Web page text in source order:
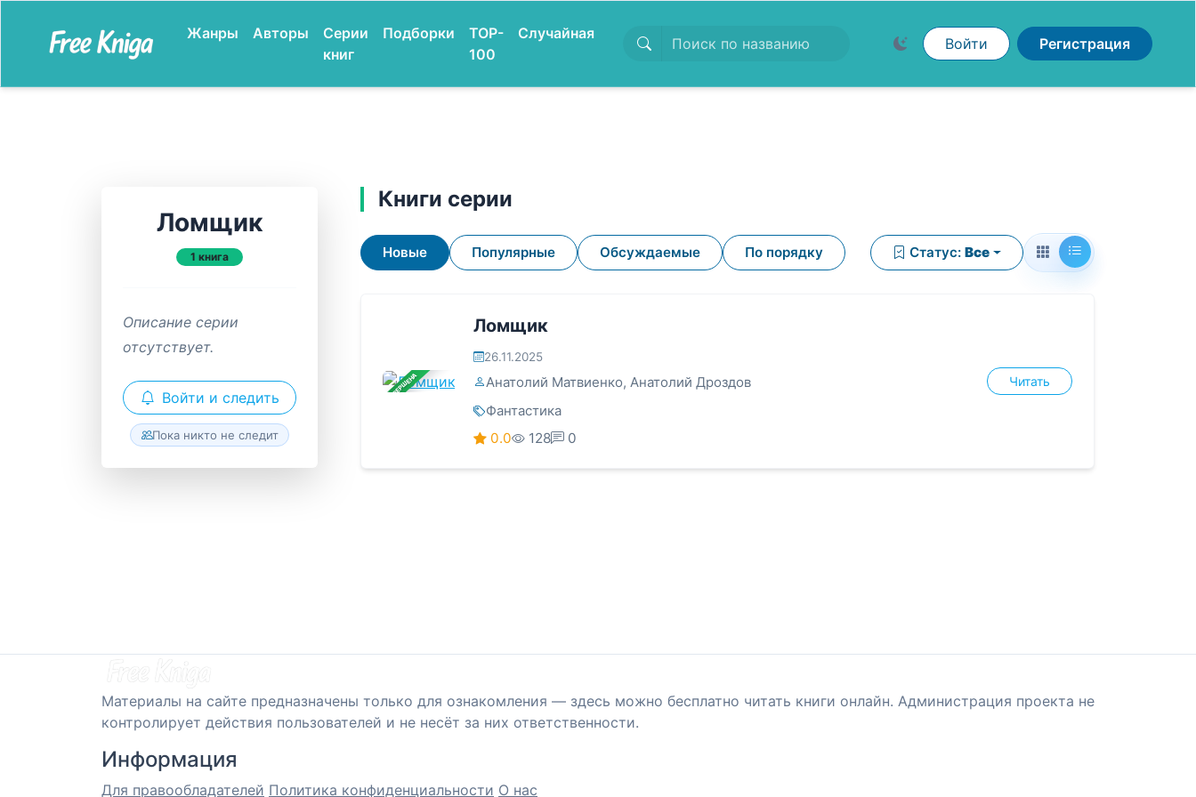
Жанры Авторы
Серии
книг
Подборки
TOP-
100
Случайная
Войти Регистрация
Ломщик
1 книга
Описание серии
отсутствует.
Войти и следить
Пока никто не следит
Книги серии
Новые Популярные Обсуждаемые По порядку Статус: Все
ЗАВЕРШЕНА
Ломщик
26.11.2025
Анатолий Матвиенко, Анатолий Дроздов
Фантастика
0.0
128 0
Читать
Материалы на сайте предназначены только для ознакомления — здесь можно бесплатно читать книги онлайн. Администрация проекта не
контролирует действия пользователей и не несёт за них ответственности.
Информация
Для правообладателей Политика конфиденциальности О нас